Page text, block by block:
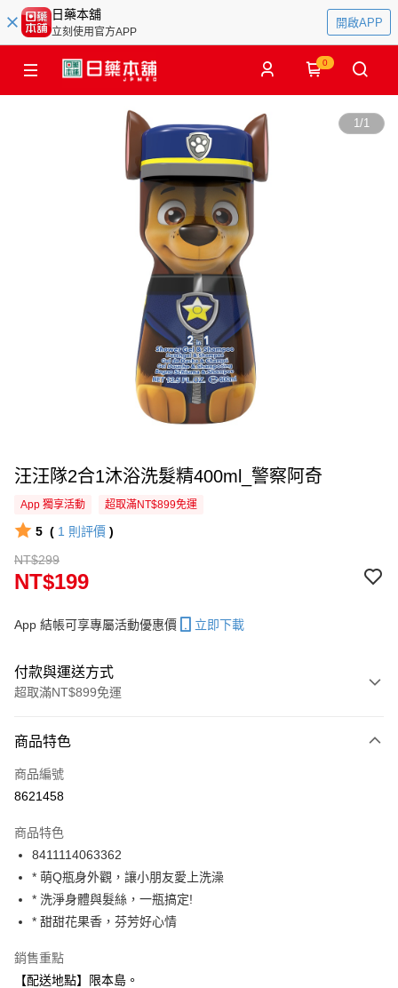
日藥本舖
立刻使用官方APP
開啟APP
0
1/1
汪汪隊2合1沐浴洗髮精400ml_警察阿奇
App 獨享活動 超取滿NT$899免運
5 ( 1 則評價 )
NT$299
NT$199
App 結帳可享專屬活動優惠價 立即下載
付款與運送方式
超取滿NT$899免運
信用卡一次付款
信用卡分期付款
合作金庫商業銀行
華南商業銀行
上海商業儲蓄銀行
台北富邦商業銀行
國泰世華商業銀行
臺灣中小企業銀行
聯邦商業銀行
元大商業銀行
LINE Pay
Apple Pay
悠遊付
商品特色
商品編號
8621458
商品特色
8411114063362
* 萌Q瓶身外觀，讓小朋友愛上洗澡
* 洗淨身體與髮絲，一瓶搞定!
* 甜甜花果香，芬芳好心情
銷售重點
【配送地點】限本島。